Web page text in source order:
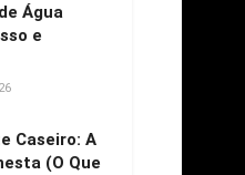
Água
e
Caseiro: A
(O Que